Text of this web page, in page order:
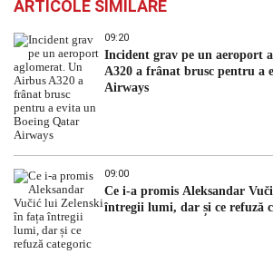
ARTICOLE SIMILARE
09:20
Incident grav pe un aeroport
A320 a frânat brusc pentru a
Airways
09:00
Ce i-a promis Aleksandar
întregii lumi, dar și ce refuză